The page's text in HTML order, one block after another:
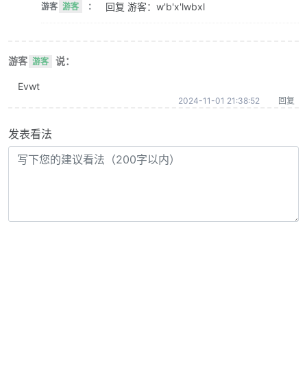
游客 游客 ： 回复 游客：w'b'x'lwbxl
游客 游客 说：
Evwt
2024-11-01 21:38:52 回复
发表看法